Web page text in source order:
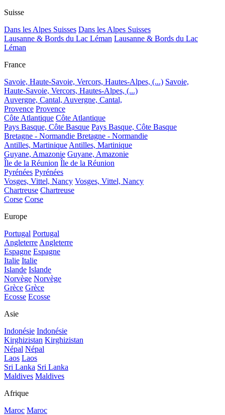
Suisse
Dans les Alpes Suisses Dans les Alpes Suisses
Lausanne & Bords du Lac Léman Lausanne & Bords du Lac
Léman
France
Savoie, Haute-Savoie, Vercors, Hautes-Alpes, (...) Savoie,
Haute-Savoie, Vercors, Hautes-Alpes, (...)
Auvergne, Cantal, Auvergne, Cantal,
Provence Provence
Côte Atlantique Côte Atlantique
Pays Basque, Côte Basque Pays Basque, Côte Basque
Bretagne - Normandie Bretagne - Normandie
Antilles, Martinique Antilles, Martinique
Guyane, Amazonie Guyane, Amazonie
Île de la Réunion Île de la Réunion
Pyrénées Pyrénées
Vosges, Vittel, Nancy Vosges, Vittel, Nancy
Chartreuse Chartreuse
Corse Corse
Europe
Portugal Portugal
Angleterre Angleterre
Espagne Espagne
Italie Italie
Islande Islande
Norvège Norvège
Grèce Grèce
Ecosse Ecosse
Asie
Indonésie Indonésie
Kirghizistan Kirghizistan
Népal Népal
Laos Laos
Sri Lanka Sri Lanka
Maldives Maldives
Afrique
Maroc Maroc